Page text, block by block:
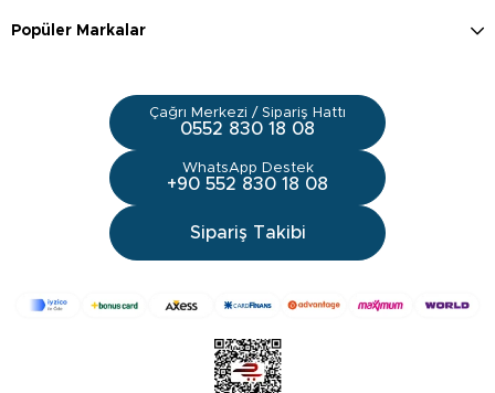
Popüler Markalar
Çağrı Merkezi / Sipariş Hattı
0552 830 18 08
WhatsApp Destek
+90 552 830 18 08
Sipariş Takibi